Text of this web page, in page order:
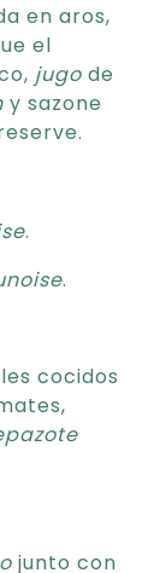
en aros,
el
jugo de
y sazone
.
.
cocidos
junto con